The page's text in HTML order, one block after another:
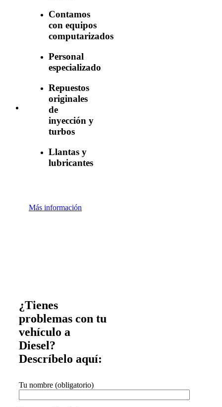
Contamos
con equipos
computarizados
Personal
especializado
Repuestos
originales
de
inyección y
turbos
Llantas y
lubricantes
Más información
¿Tienes
problemas con tu
vehículo a
Diesel?
Descríbelo aquí:
Tu nombre (obligatorio)